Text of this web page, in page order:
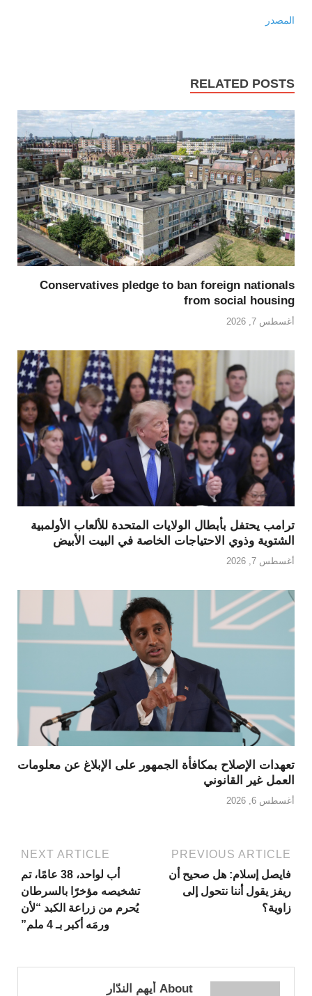
المصدر
RELATED POSTS
Conservatives pledge to ban foreign nationals
from social housing
أغسطس 7, 2026
ترامب يحتفل بأبطال الولايات المتحدة للألعاب الأولمبية
الشتوية وذوي الاحتياجات الخاصة في البيت الأبيض
أغسطس 7, 2026
تعهدات الإصلاح بمكافأة الجمهور على الإبلاغ عن معلومات
العمل غير القانوني
أغسطس 6, 2026
PREVIOUS ARTICLE
فايصل إسلام: هل صحيح أن
ريفز يقول أننا نتحول إلى
زاوية؟
NEXT ARTICLE
أب لواحد، 38 عامًا، تم
تشخيصه مؤخرًا بالسرطان
يُحرم من زراعة الكبد “لأن
ورمَه أكبر بـ 4 ملم”
About أيهم الندّار